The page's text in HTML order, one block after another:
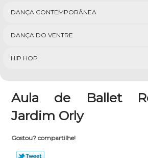
DANÇA CONTEMPORÂNEA
DANÇA DO VENTRE
HIP HOP
Aula de Ballet
Jardim Orly
Gostou? compartilhe!